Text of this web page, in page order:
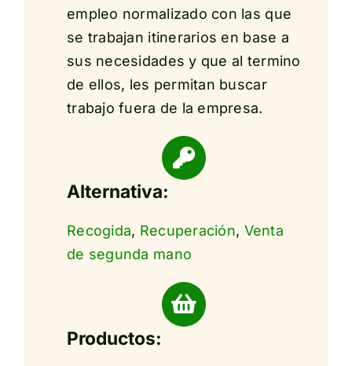
empleo normalizado con las que
se trabajan itinerarios en base a
sus necesidades y que al termino
de ellos, les permitan buscar
trabajo fuera de la empresa.
Alternativa:
Recogida, Recuperación, Venta
de segunda mano
Productos: